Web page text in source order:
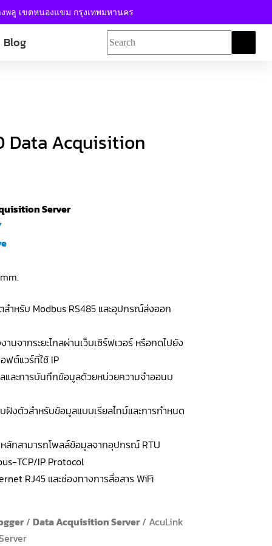
งพลู เขตหนองแขม กรุงเทพมหานคร
Blog
Data Acquisition
Server
ตสำหรับ Modbus RS485 และอุปกรณ์ส่งออก
นจากระยะไกลผ่านเว็บเซิร์ฟเวอร์ หรือกดไปยัง
ต์แวร์ที่ใช้ IP
และการบันทึกข้อมูลด้วยหน่วยความจำออนบ
บฝังตัวสำหรับข้อมูลแบบเรียลไทม์และการกำหนด
ลักสามารถโพลล์ข้อมูลจากอุปกรณ์ RTU
TCP/IP Protocol
RJ45 และช่องทางการสื่อสาร WiFi
/ Data Acquisition Server/ AcuLink